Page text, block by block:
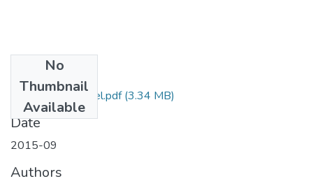
No
Thumbnail
Available
BOUDJEMIA Amel.pdf(3.34 MB)
Date
2015-09
Authors